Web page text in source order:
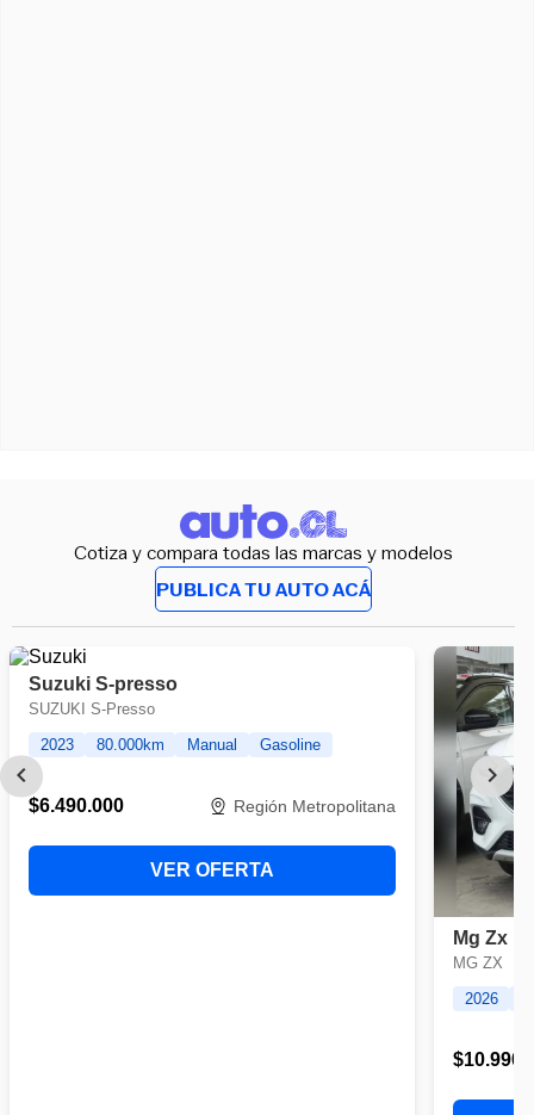
Cotiza y compara todas las marcas y modelos
PUBLICA TU AUTO ACÁ